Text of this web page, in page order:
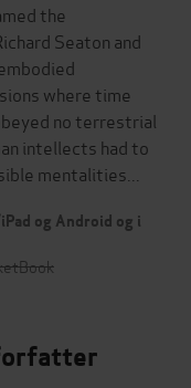
the
Seaton and
where time
no terrestrial
intellects had to
mentalities...
og Android og i